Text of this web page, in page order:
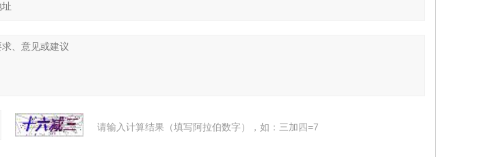
请输入计算结果（填写阿拉伯数字），如：三加四=7